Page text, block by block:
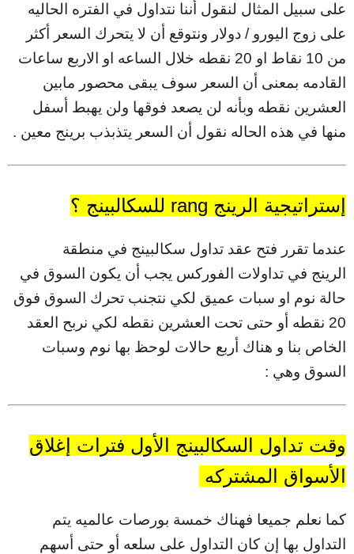
على سبيل المثال لنقول أننا نتداول في الفتره الحاليه
على زوج اليورو / دولار ونتوقع أن لا يتحرك السعر أكثر
من 10 نقاط او 20 نقطه خلال الساعه او الاربع ساعات
القادمه بمعنى أن السعر سوف يبقى محصور مابين
العشرين نقطه وبأنه لن يصعد فوقها ولن يهبط أسفل
منها في هذه الحاله نقول أن السعر يتذبذب برينج معين .
إستراتيجية الرينج rang للسكالبينج ؟
عندما تقرر فتح عقد تداول سكالبينج في منطقة
الرينج في تداولات الفوركس يجب أن يكون السوق في
حالة نوم او سبات عميق لكي نتجنب تحرك السوق فوق
20 نقطه أو حتى تحت العشرين نقطه لكي نربح العقد
الخاص بنا و هناك أربع حالات لوحظ بها نوم وسبات
السوق وهي :
وقت تداول السكالبينج الأول فترات إغلاق
الأسواق المشتركه
كما نعلم جميعا فهناك خمسة بورصات عالميه يتم
التداول بها إن كان التداول على سلعه أو حتى أسهم